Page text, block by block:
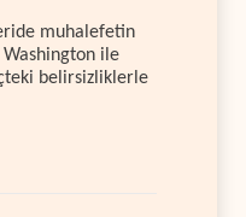
muhalefetin
ile
belirsizliklerle